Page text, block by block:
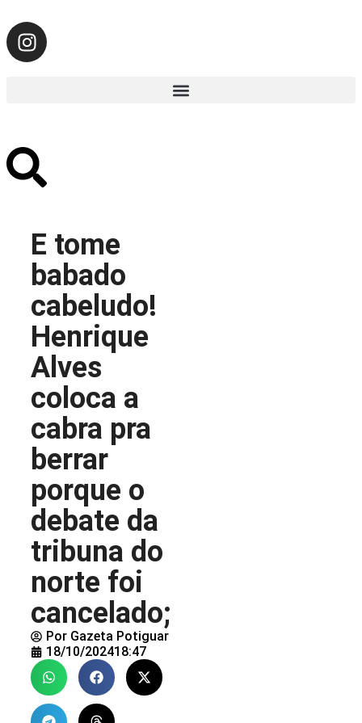
E tome
babado
cabeludo!
Henrique
Alves
coloca a
cabra pra
berrar
porque o
debate da
tribuna do
norte foi
cancelado;
Por Gazeta Potiguar
18/10/202418:47